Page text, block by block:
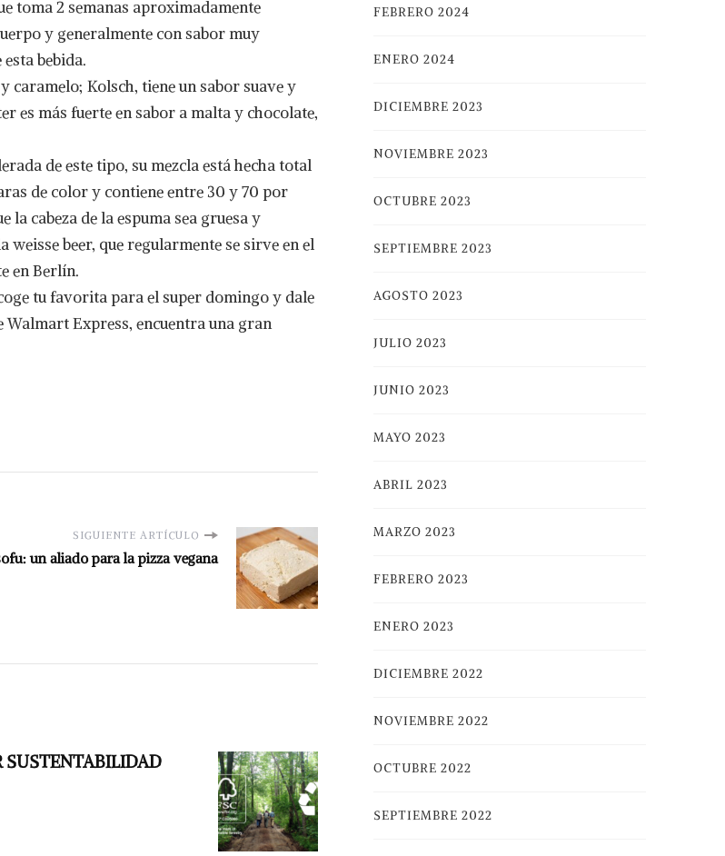
toma 2 semanas aproximadamente
y generalmente con sabor muy
bebida.
caramelo; Kolsch, tiene un sabor suave y
es más fuerte en sabor a malta y chocolate,
de este tipo, su mezcla está hecha total
de color y contiene entre 30 y 70 por
cabeza de la espuma sea gruesa y
weisse beer, que regularmente se sirve en el
en Berlín.
tu favorita para el super domingo y dale
Express, encuentra una gran
SIGUIENTE ARTÍCULO
un aliado para la pizza vegana
SUSTENTABILIDAD
FEBRERO 2024
ENERO 2024
DICIEMBRE 2023
NOVIEMBRE 2023
OCTUBRE 2023
SEPTIEMBRE 2023
AGOSTO 2023
JULIO 2023
JUNIO 2023
MAYO 2023
ABRIL 2023
MARZO 2023
FEBRERO 2023
ENERO 2023
DICIEMBRE 2022
NOVIEMBRE 2022
OCTUBRE 2022
SEPTIEMBRE 2022